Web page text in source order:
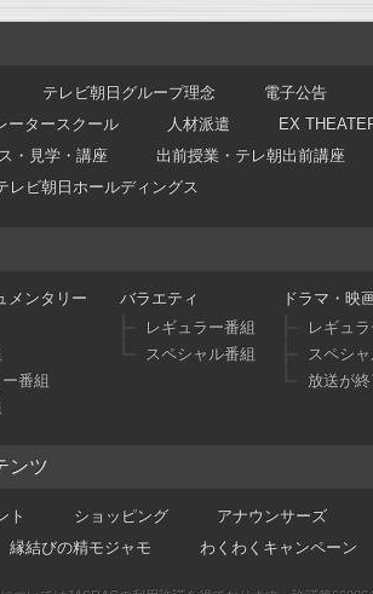
テレビ朝日グループ理念
電子公告
ータースクール
人材派遣
EX
・見学・講座
出前授業・テレ朝出前講座
レビ朝日ホールディングス
メンタリー
番組
バラエティ
レギュラー番組
スペシャル番組
ドラマ・映
レギュ
スペシ
放送が
ンツ
ト ショッピング
アナウンサーズ
縁結びの精モジャモ わくわくキャンペーン